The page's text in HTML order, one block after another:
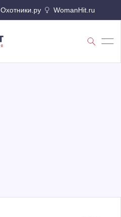
Охотники.ру WomanHit.ru